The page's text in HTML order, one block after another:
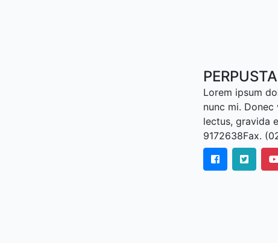
Lorem ipsum
nunc mi.
lectus, gravida
9172638Fax.